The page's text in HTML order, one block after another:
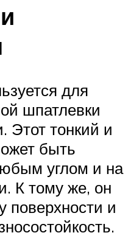
для
шпатлевки
Этот тонкий и
быть
углом и на
К тому же, он
поверхности и